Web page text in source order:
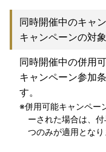
同時開催中のキャ
キャンペーンの対
同時開催中の併用
キャンペーン参加
す。
併用可能キャンペー
ーされた場合は、
つのみが適用となり